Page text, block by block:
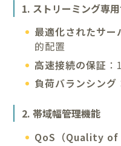
1. ストリーミング専
最適化されたサー
的配置
高速接続の保証
負荷バランシング
2. 帯域幅管理機能
QoS（Quality of